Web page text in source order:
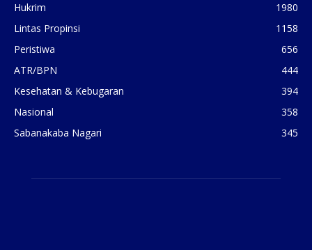
Hukrim
1980
Lintas Propinsi
1158
Peristiwa
656
ATR/BPN
444
Kesehatan & Kebugaran
394
Nasional
358
Sabanakaba Nagari
345